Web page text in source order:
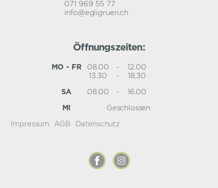
071 969 55 77
info@egligruen.ch
Öffnungszeiten:
MO - FR 08.00 -
12.00
13.30
- 18.30
SA 08.00 - 16.00
MI Geschlossen
Impressum AGB Datenschutz